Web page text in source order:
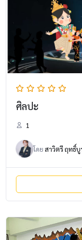
ศิลปะ
1
โดย สาวิตรี ฤทธิ์